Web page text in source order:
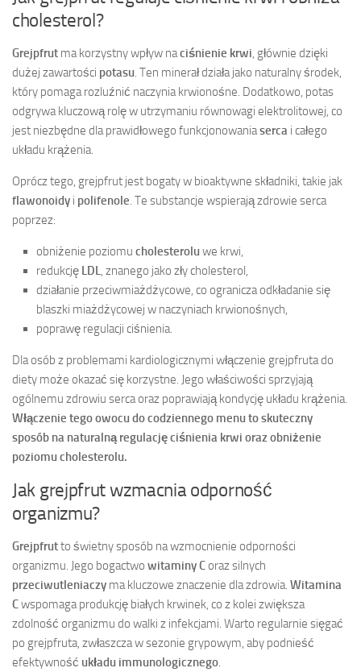
cholesterol?
Grejpfrut ma korzystny wpływ naciśnienie krwi, głównie dzięki
dużej zawartości potasu. Ten minerał działa jako naturalny środek,
który pomaga rozluźnić naczynia krwionośne. Dodatkowo, potas
odgrywa kluczową rolę w utrzymaniu równowagi elektrolitowej, co
jest niezbędne dla prawidłowego funkcjonowaniaserca i całego
układu krążenia.
Oprócz tego, grejpfrut jest bogaty w bioaktywne składniki, takie jak
flawonoidy i polifenole. Te substancje wspierają zdrowie serca
poprzez:
obniżenie poziomu cholesteroluwe krwi,
redukcję LDL, znanego jako zły cholesterol,
działanie przeciwmiażdżycowe, co ogranicza odkładanie się
blaszki miażdżycowej w naczyniach krwionośnych,
poprawę regulacji ciśnienia.
Dla osób z problemami kardiologicznymi włączenie grejpfruta do
diety może okazać się korzystne. Jego właściwości sprzyjają
ogólnemu zdrowiu serca oraz poprawiają kondycję układu krążenia.
Włączenie tego owocu do codziennego menu to skuteczny
sposób na naturalną regulację ciśnienia krwi oraz obniżenie
poziomu cholesterolu.
Jak grejpfrut wzmacnia odporność
organizmu?
Grejpfrutto świetny sposób na wzmocnienie odporności
organizmu. Jego bogactwo witaminy Coraz silnych
przeciwutleniaczy ma kluczowe znaczenie dla zdrowia. Witamina
Cwspomaga produkcję białych krwinek, co z kolei zwiększa
zdolność organizmu do walki z infekcjami. Warto regularnie sięgać
po grejpfruta, zwłaszcza w sezonie grypowym, aby podnieść
efektywność układu immunologicznego.